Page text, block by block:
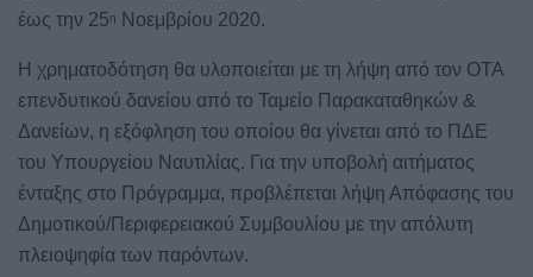
έως την 25η Νοεμβρίου 2020.
Η χρηματοδότηση θα υλοποιείται με τη λήψη από τον ΟΤΑ
επενδυτικού δανείου από το Ταμείο Παρακαταθηκών &
Δανείων, η εξόφληση του οποίου θα γίνεται από το ΠΔΕ
του Υπουργείου Ναυτιλίας. Για την υποβολή αιτήματος
ένταξης στο Πρόγραμμα, προβλέπεται λήψη Απόφασης του
Δημοτικού/Περιφερειακού Συμβουλίου με την απόλυτη
πλειοψηφία των παρόντων.